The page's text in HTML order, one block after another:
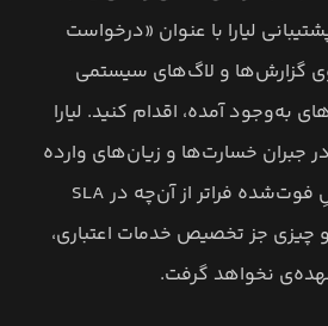
لیارا با عنوان «درخواست
گزارش‌ها و لاگ‌های سیستمی
به‌وجود آمده، اقدام کنید. لیارا
جبران خسارت‌ها و زیان‌های وارده
یا منافع ممکن‌الحصولِ فوت‌شده فراتر از آن‌چه در SLA
چیزی جز تخصیص خدمات اعتباری،
نخواهد گرفت.